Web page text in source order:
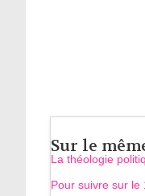
Sur le
La théologie
Pour suivre sur le